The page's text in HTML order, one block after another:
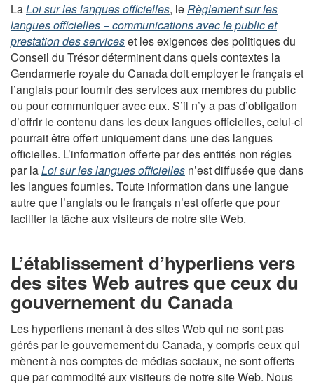
LaLoi sur les langues officielles, leRèglement sur les
langues officielles − communications avec le public et
prestation des serviceset les exigences des politiques du
Conseil du Trésor déterminent dans quels contextes la
Gendarmerie royale du Canada doit employer le français et
l’anglais pour fournir des services aux membres du public
ou pour communiquer avec eux. S’il n’y a pas d’obligation
d’offrir le contenu dans les deux langues officielles, celui-ci
pourrait être offert uniquement dans une des langues
officielles. L’information offerte par des entités non régies
par laLoi sur les langues officielles n’est diffusée que dans
les langues fournies. Toute information dans une langue
autre que l’anglais ou le français n’est offerte que pour
faciliter la tâche aux visiteurs de notre site Web.
L’établissement d’hyperliens vers
des sites Web autres que ceux du
gouvernement du Canada
Les hyperliens menant à des sites Web qui ne sont pas
gérés par le gouvernement du Canada, y compris ceux qui
mènent à nos comptes de médias sociaux, ne sont offerts
que par commodité aux visiteurs de notre site Web. Nous